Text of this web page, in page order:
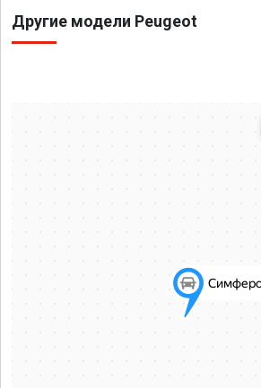
Другие модели Peugeot